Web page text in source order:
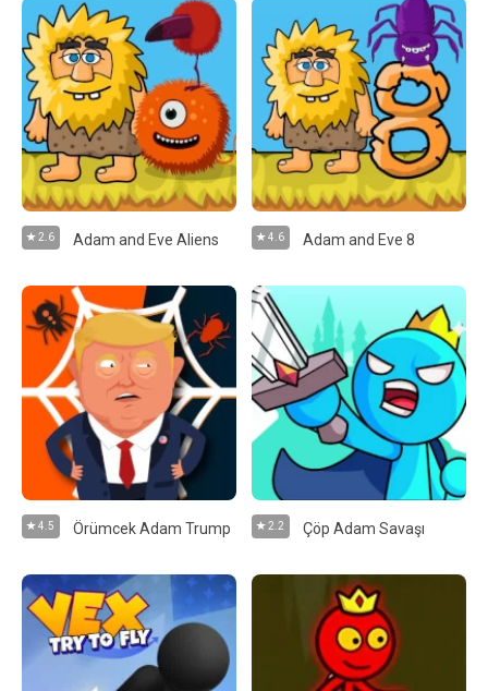
2.6 Adam and Eve Aliens 4.6 Adam and Eve 8
4.5 Örümcek Adam Trump 2.2 Çöp Adam Savaşı